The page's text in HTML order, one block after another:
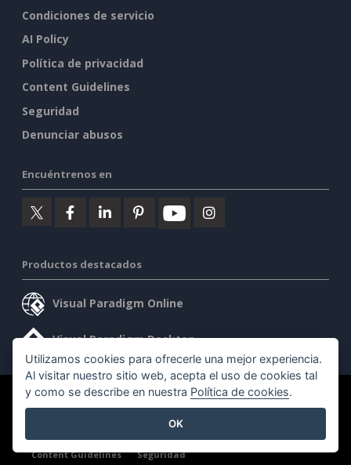
Condiciones de servicio
AI Policy
Política de privacidad
Content Guidelines
Seguridad
Denunciar abusos
Encuéntrenos en
Productos destacados
Visual Paradigm Online
Visual Paradigm Desktop
©2026 by Visual Paradigm. Todos los derechos reservados.
Content Guidelines
Seguridad
Utilizamos cookies para ofrecerle una mejor experiencia.
Al visitar nuestro sitio web, acepta el uso de cookies tal
y como se describe en nuestra Política de cookies.
OK